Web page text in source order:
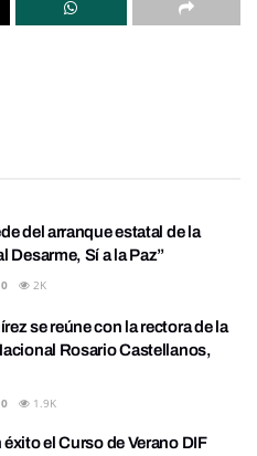
del arranque estatal de la
Desarme, Sí a la Paz”
0 2K
se reúne con la rectora de la
Rosario Castellanos,
0 1.9K
el Curso de Verano DIF